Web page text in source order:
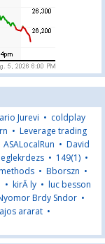
Jurevi • coldplay
• Leverage trading
ASALocalRun • David
• 149(1) •
• Bborszn •
• kirĂ ly • luc besson
Brdy Sndor •
ararat •